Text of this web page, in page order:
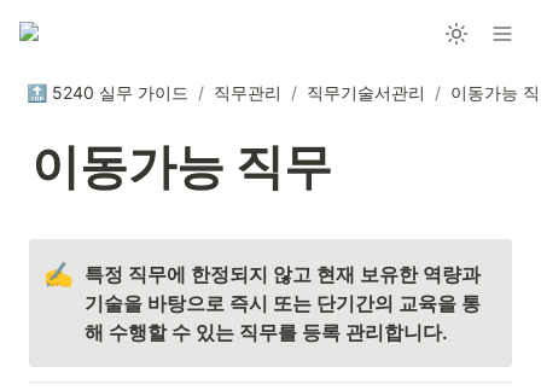
🔝 5240 실무 가이드 / 직무관리 / 직무기술서관리 / 이동가능
이동가능 직무
✍️ 특정 직무에 한정되지 않고 현재 보유한 역량과
기술을 바탕으로 즉시 또는 단기간의 교육을 통
해 수행할 수 있는 직무를 등록 관리합니다.